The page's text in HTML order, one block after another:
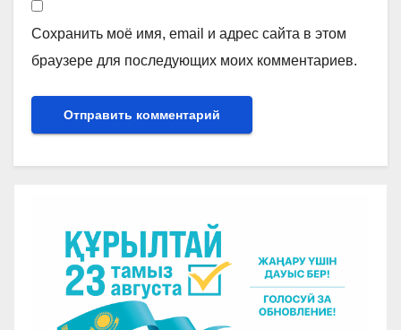
Сохранить моё имя, email и адрес сайта в этом
браузере для последующих моих комментариев.